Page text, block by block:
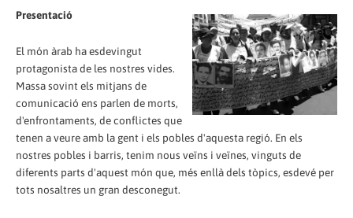
Presentació
El món àrab ha esdevingut
protagonista de les nostres vides.
Massa sovint els mitjans de
comunicació ens parlen de morts,
d'enfrontaments, de conflictes que
tenen a veure amb la gent i els pobles d'aquesta regió. En els
nostres pobles i barris, tenim nous veïns i veïnes, vinguts de
diferents parts d'aquest món que, més enllà dels tòpics, esdevé per
tots nosaltres un gran desconegut.